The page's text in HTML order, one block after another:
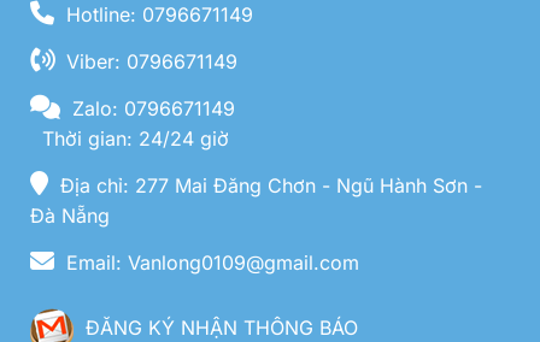
Hotline: 0796671149
Viber: 0796671149
Zalo: 0796671149
Thời gian: 24/24 giờ
Địa chỉ: 277 Mai Đăng Chơn - Ngũ Hành Sơn -
Đà Nẵng
Email: Vanlong0109@gmail.com
ĐĂNG KÝ NHẬN THÔNG BÁO